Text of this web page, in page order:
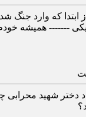
ابتدا که وارد جنگ
------- همیشه
دختر شهید محرابی